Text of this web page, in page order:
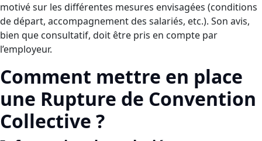
motivé sur les différentes mesures envisagées (conditions
de départ, accompagnement des salariés, etc.). Son avis,
bien que consultatif, doit être pris en compte par
l’employeur.
Comment mettre en place
une Rupture de Convention
Collective ?